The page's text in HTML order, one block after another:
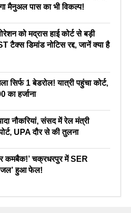
मैनुअल पास का भी विकल्प!
को मद्रास हाई कोर्ट से बड़ी
टैक्स डिमांड नोटिस रद्द, जानें क्या है
सिर्फ 1 बेडरोल! यात्री पहुंचा कोर्ट,
का हर्जाना
नौकरियां, संसद में रेल मंत्री
UPA दौर से की तुलना
कमबैक!’ चक्रधरपुर में SER
हुआ फेल!